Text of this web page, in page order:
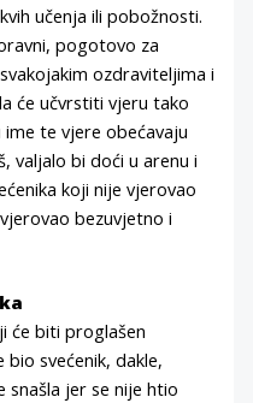
učenja ili pobožnosti.
pogotovo za
ozdraviteljima i
će učvrstiti vjeru tako
te vjere obećavaju
valjalo bi doći u arenu i
koji nije vjerovao
bezuvjetno i
će biti proglašen
svećenik, dakle,
snašla jer se nije htio